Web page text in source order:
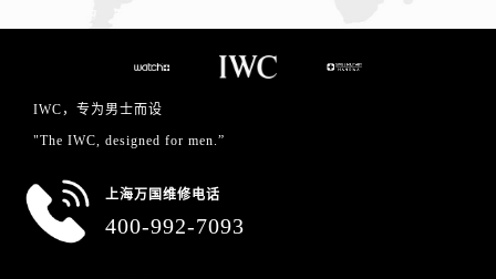
IWC，专为男士而设
"The IWC, designed for men.”
上海万国维修电话
400-992-7093